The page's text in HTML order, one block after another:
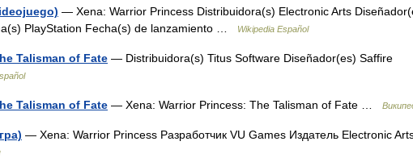
— Xena: Warrior Princess Distribuidora(s) Electronic Arts
PlayStation Fecha(s) de lanzamiento …
Wikipedia Español
Talisman of Fate — Distribuidora(s) Titus Software Diseñador(es) Saffire
Talisman of Fate — Xena: Warrior Princess: The Talisman of Fate …
— Xena: Warrior Princess Разработчик VU Games Издатель Electronic